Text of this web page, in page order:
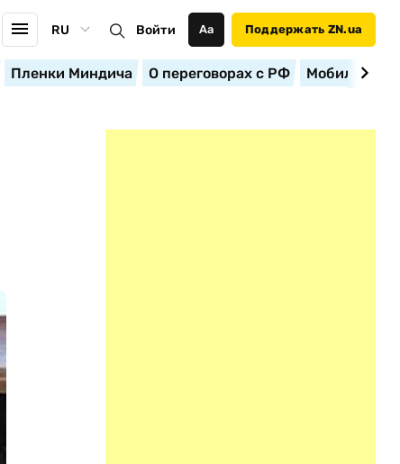
RU Войти Аа Поддержать ZN.ua
Пленки Миндича О переговорах с РФ